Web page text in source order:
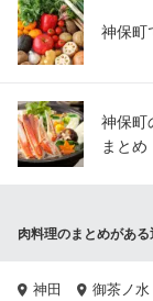
神保町
神保町
まとめ
肉料理のまとめがあ
神田 御茶ノ水